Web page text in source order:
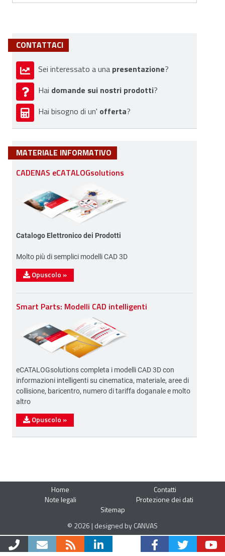
CONTATTACI
Sei interessato a una presentazione?
Hai domande sui nostri prodotti?
Hai bisogno di un' offerta?
MATERIALE INFORMATIVO
CADENAS eCATALOGsolutions
Catalogo Elettronico dei Prodotti
Molto più di semplici modelli CAD 3D
Opuscolo »
Smart Parts: Modelli CAD intelligenti
eCATALOGsolutions completa i modelli CAD 3D con
informazioni intelligenti su cinematica, materiale, aree di
collisione, baricentro, numero di tariffa doganale e molto
altro
Opuscolo »
Home
Contatti
Note legali
Protezione dei dati
Sitemap
© 2026 | designed by CANVAS